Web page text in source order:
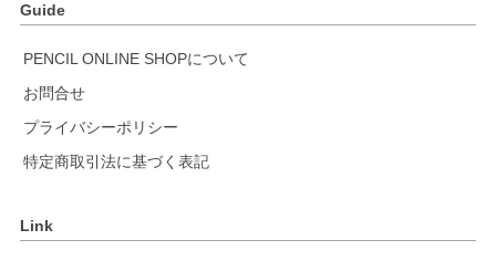
Guide
PENCIL ONLINE SHOPについて
お問合せ
プライバシーポリシー
特定商取引法に基づく表記
Link